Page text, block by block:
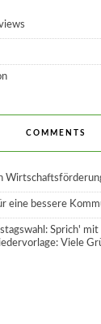
COMMENTS
eine bessere
Sprich' mit
Viele